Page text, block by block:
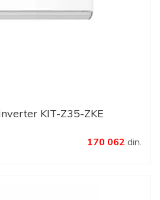
KIT-Z35-ZKE
170 062 din.